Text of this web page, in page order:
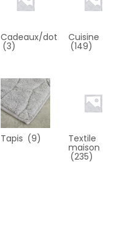
Cadeaux/dot
(3)
Cuisine
(149)
Tapis (9) Textile
maison
(235)